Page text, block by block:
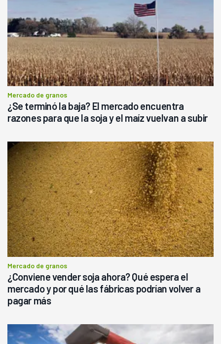
Mercado de granos
¿Se terminó la baja? El mercado encuentra
razones para que la soja y el maíz vuelvan a subir
Mercado de granos
¿Conviene vender soja ahora? Qué espera el
mercado y por qué las fábricas podrían volver a
pagar más